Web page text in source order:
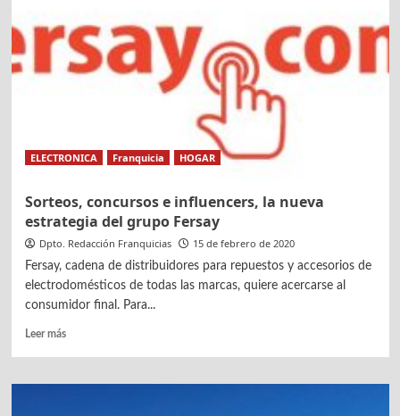
a
preparar
la
19
ELECTRONICA Franquicia HOGAR
Sorteos, concursos e influencers, la nueva
estrategia del grupo Fersay
Dpto. Redacción Franquicias 15 de febrero de 2020
Fersay, cadena de distribuidores para repuestos y accesorios de
electrodomésticos de todas las marcas, quiere acercarse al
consumidor final. Para...
Leer másLeer
Sorteos,